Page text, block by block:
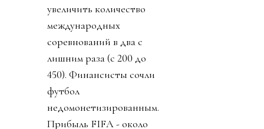
увеличить количество
международных
соревнований в два с
лишним раза (с 200 до
450). Финансисты сочли
футбол
недомонетизированным.
Прибыль FIFA - около